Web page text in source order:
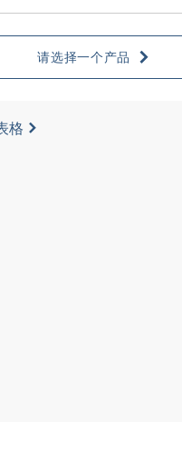
请选择一个产品
格